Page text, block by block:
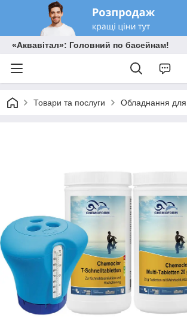
«Аквавітал»: Головний по басейнам!
Товари та послуги Обладнання